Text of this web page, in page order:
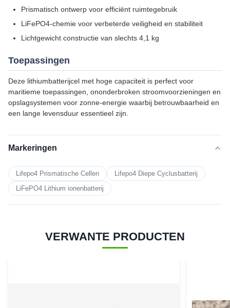
Prismatisch ontwerp voor efficiënt ruimtegebruik
LiFePO4-chemie voor verbeterde veiligheid en stabiliteit
Lichtgewicht constructie van slechts 4,1 kg
Toepassingen
Deze lithiumbatterijcel met hoge capaciteit is perfect voor
maritieme toepassingen, ononderbroken stroomvoorzieningen en
opslagsystemen voor zonne-energie waarbij betrouwbaarheid en
een lange levensduur essentieel zijn.
Markeringen
Lifepo4 Prismatische Cellen
Lifepo4 Diepe Cyclusbatterij
LiFePO4 Lithium ionenbatterij
VERWANTE PRODUCTEN